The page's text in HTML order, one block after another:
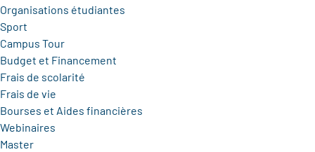
Organisations étudiantes
Sport
Campus Tour
Budget et Financement
Frais de scolarité
Frais de vie
Bourses et Aides financières
Webinaires
Master